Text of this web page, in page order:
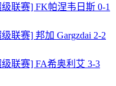
级联赛] FK帕涅韦日斯 0-1
联赛] 邦加 Gargzdai 2-2
级联赛] FA希奥利艾 3-3